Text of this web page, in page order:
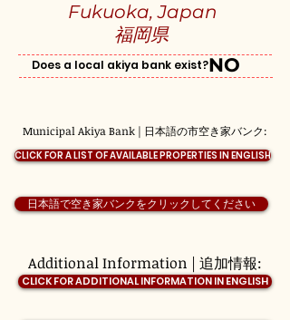
福岡県
日本語で空き家バンクをクリックしてください
Does a local akiya bank exist?
Municipal Akiya Bank | 日本語の市空き家バンク:
Additional Information | 追加情報:
Fukuoka, Japan
CLICK FOR A LIST OF AVAILABLE PROPERTIES IN ENGLISH
CLICK FOR ADDITIONAL INFORMATION IN ENGLISH
NO